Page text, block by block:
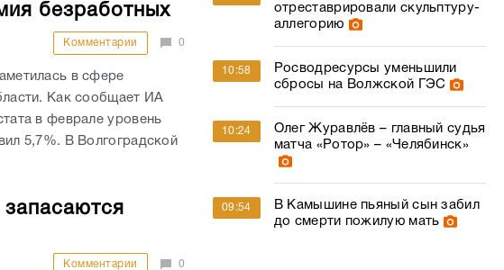
безработных
Комментарии 0
в сфере
Как сообщает ИА
в феврале уровень
5,7%. В Волгоградской
Комментарии 0
отреставрировали скульптуру-
аллегорию
10:58
Росводресурсы уменьшили
сбросы на Волжской ГЭС
10:24
Олег Журавлёв – главный судья
матча «Ротор» – «Челябинск»
09:54
В Камышине пьяный сын забил
до смерти пожилую мать